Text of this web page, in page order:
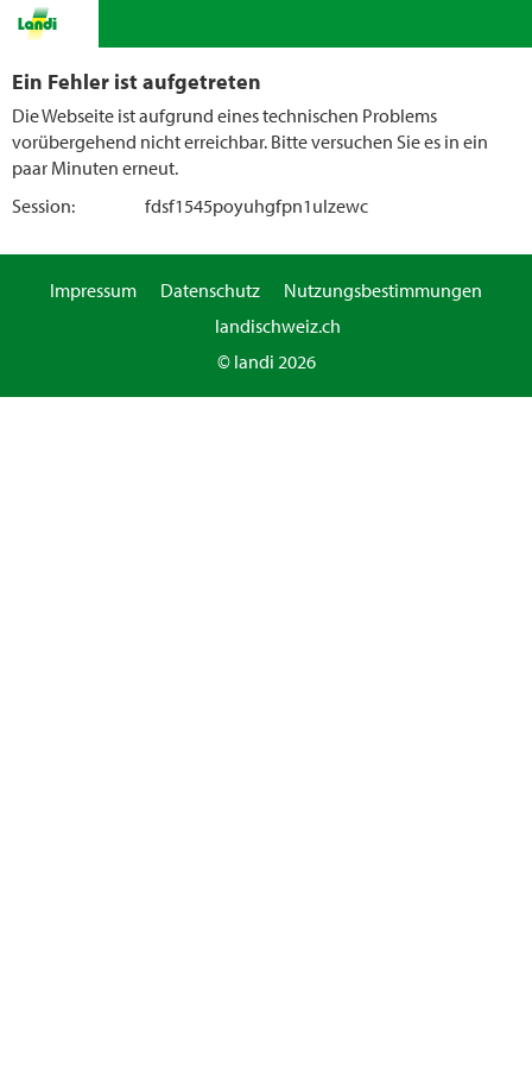
Ein Fehler ist aufgetreten
Die Webseite ist aufgrund eines technischen Problems
vorübergehend nicht erreichbar. Bitte versuchen Sie es in ein
paar Minuten erneut.
Session:
fdsf1545poyuhgfpn1ulzewc
Impressum Datenschutz
Nutzungsbestimmungen
landischweiz.ch
© landi 2026